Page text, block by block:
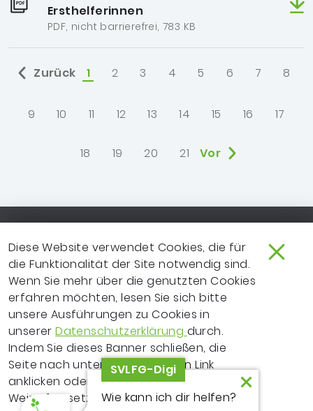
Diese Website verwendet Cookies, die für
die Funktionalität der Site notwendig sind.
Wenn Sie mehr über die genutzten Cookies
erfahren möchten, lesen Sie sich bitte
unsere Ausführungen zu Cookies in
unsererDatenschutzerklärung durch.
Indem Sie dieses Banner schließen, die
Seite nach unten scrollen, einen Link
anklicken oder Ihre Recherche auf andere
Weise fortsetzen, erklären Sie sich mit dem
Ersthelferinnen
PDF, nicht barrierefrei, 783 KB
Zurück ausgewählt:
1 2 3 4 5 6 7 8
9 10 11 12 13 14 15 16 17
18 19 20 21 Vor
SO ERREICHEN SIE UNS
EXTRANET
IMPRESSUM
NEWSLETTER
LEICHTE SPRACHE
DATENSCHUTZ
FRAGEN ZUR WEBSITE?
VERTRAGSPARTNER
ERKLÄRUNG ZUR
BARRIEREFREIHEITSVLFG-Digi
Wie kann ich dir helfen?